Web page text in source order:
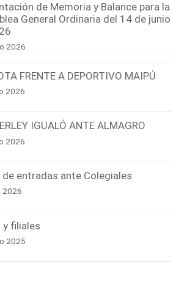
de Memoria y Balance para la
General Ordinaria del 14 de junio
2026
FRENTE A DEPORTIVO MAIPÚ
2026
IGUALÓ ANTE ALMAGRO
2026
de entradas ante Colegiales
2026
y filiales
2025